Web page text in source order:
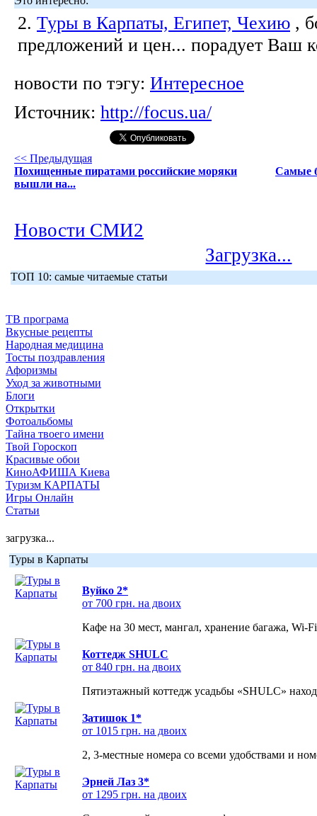
2. Туры в Карпаты, Египет, Чехию ,
предложений и цен... порадует Ваш
новости по тэгу: Интересное
Источник: http://focus.ua/
<< Предыдущая
Похищенные пиратами российские моряки
вышли на...
Самые
Новости СМИ2
Загрузка...
ТОП 10: самые читаемые статьи
ТВ програма
Вкусные рецепты
Народная медицина
Тосты поздравления
Афоризмы
Уход за животными
Блоги
Открытки
Фотоальбомы
Тайна твоего имени
Твой Гороскоп
Красивые обои
КиноАФИША Киева
Туризм КАРПАТЫ
Игры Онлайн
Статьи
загрузка...
Туры в Карпаты
Вуйко 2*
от 700 грн. на двоих
Кафе на 30 мест, мангал, хранение багажа, Wi-
Коттедж SHULC
от 840 грн. на двоих
Пятиэтажный коттедж усадьбы «SHULC»
Затишок 1*
от 1015 грн. на двоих
2, 3-местные номера со всеми удобствами и
Эрней Лаз 3*
от 1295 грн. на двоих